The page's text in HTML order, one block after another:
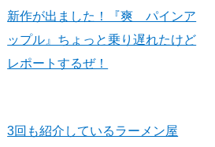
新作が出ました！『爽 パインア
ップル』ちょっと乗り遅れたけど
レポートするぜ！
3回も紹介しているラーメン屋